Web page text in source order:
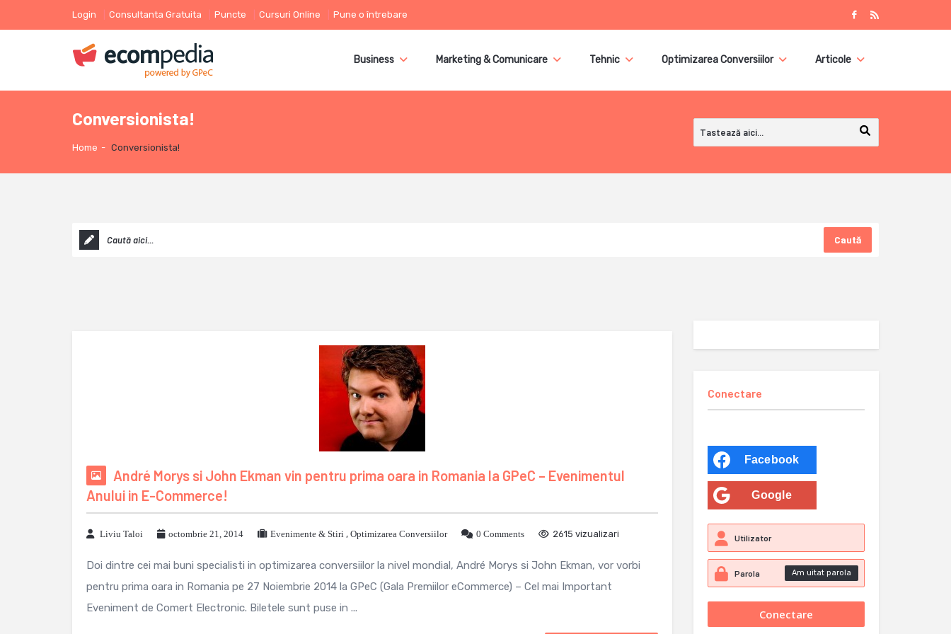
Login Consultanta Gratuita Puncte Cursuri Online Pune o întrebare
Business Marketing & Comunicare Tehnic Optimizarea Conversiilor Articole
Conversionista!
Home - Conversionista!
Caută
André Morys si John Ekman vin pentru prima oara in Romania la GPeC – Evenimentul
Anului in E-Commerce!
Liviu Taloi octombrie 21, 2014 Evenimente & Stiri , Optimizarea Conversiilor 0 Comments 2615 vizualizari
Doi dintre cei mai buni specialisti in optimizarea conversiilor la nivel mondial, André Morys si John Ekman, vor vorbi
pentru prima oara in Romania pe 27 Noiembrie 2014 la GPeC (Gala Premiilor eCommerce) – Cel mai Important
Eveniment de Comert Electronic. Biletele sunt puse in ...
Conectare
Facebook
Google
Am uitat parola